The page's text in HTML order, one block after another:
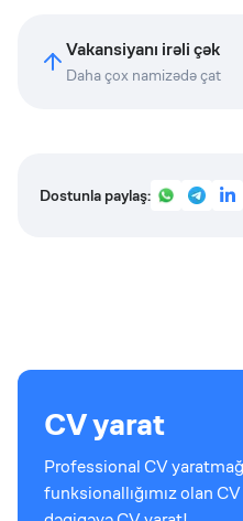
Vakansiyanı irəli çək
Daha çox namizədə çat
Dostunla paylaş:
CV yarat
Professional CV
funksionallığımız olan